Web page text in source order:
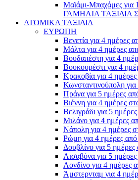
Μαϊάμι-Μπαχάμες για
ΓΑΜΗΛΙΑ ΤΑΞΙΔΙΑ
ΑΤΟΜΙΚΑ ΤΑΞΙΔΙΑ
ΕΥΡΩΠΗ
Βενετία για 4 ημέρες
Μάλτα για 4 ημέρες
Βουδαπέστη για 4
Βουκουρέστι για 4
Κρακοβία για 4
Κωνσταντινούπολη
Πράγα για 5 ημέρες
Βιέννη για 4 ημέρες
Βελιγράδι για 5
Μιλάνο για 4 ημέρες
Νάπολη για 4 ημέρες
Ρώμη για 4 ημέρες
Δουβλίνο για 5
Λισαβόνα για 5
Λονδίνο για 4 ημέρες
Άμστερνταμ για 4